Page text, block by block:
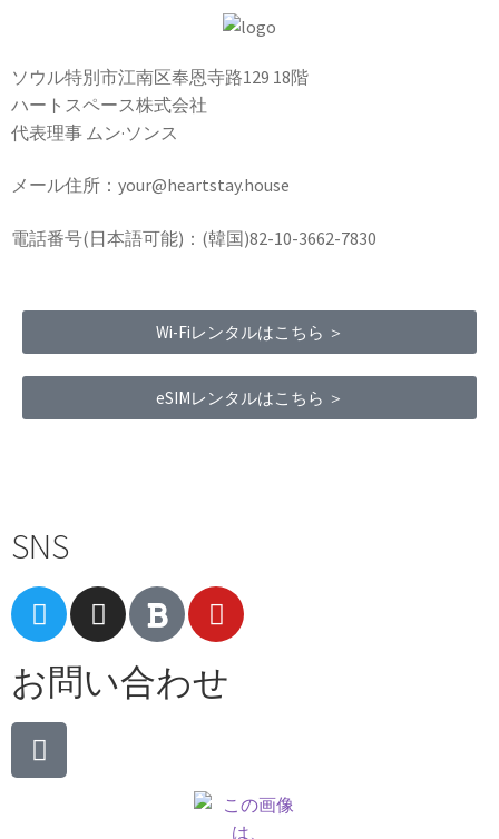
ソウル特別市江南区奉恩寺路129 18階
ハートスペース株式会社
代表理事 ムン·ソンス
メール住所：your@heartstay.house
電話番号(日本語可能)：(韓国)82-10-3662-7830
Wi-Fiレンタルはこちら ＞
eSIMレンタルはこちら ＞
SNS
お問い合わせ